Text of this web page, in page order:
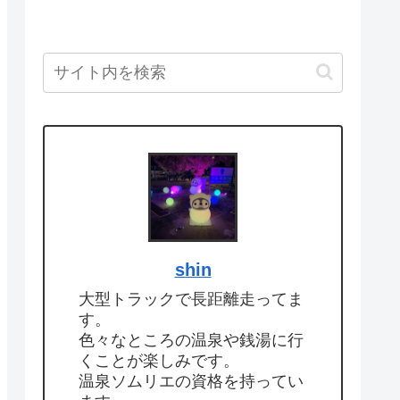
shin
大型トラックで長距離走ってま
す。
色々なところの温泉や銭湯に行
くことが楽しみです。
温泉ソムリエの資格を持ってい